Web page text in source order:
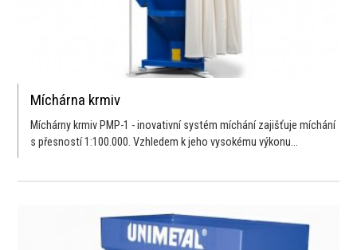
Míchárna krmiv
Míchárny krmiv PMP-1 - inovativní systém míchání zajišťuje míchání
s přesností 1:100.000. Vzhledem k jeho vysokému výkonu...